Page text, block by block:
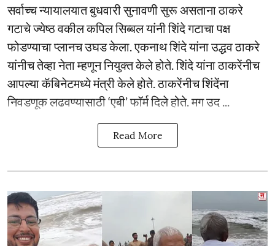
सर्वाच्च न्यायालयात बुधवारी सुनावणी सुरू असताना ठाकरे
गटाचे ज्येष्ठ वकील कपिल सिब्बल यांनी शिंदे गटाचा पक्ष
फोडण्याचा प्लानच उघड केला. एकनाथ शिंदे यांना उद्धव ठाकरे
यांनीच तेव्हा नेता म्हणून नियुक्त केले होते. शिंदे यांना ठाकरेंनीच
आपल्या कॅबिनेटमध्ये मंत्री केले होते. ठाकरेंनीच शिंदेंना
निवडणूक लढवण्यासाठी ‘एबी’ फॉर्म दिले होते. मग उद ...
Read More